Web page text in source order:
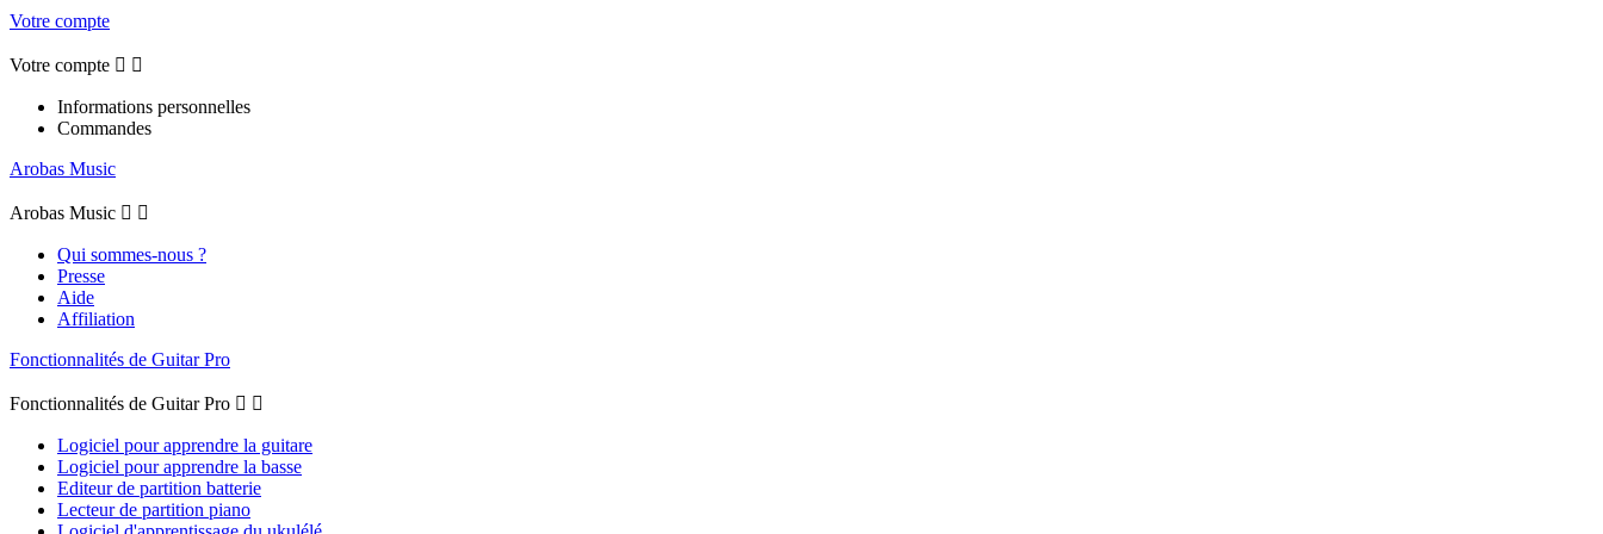
Votre compte
Votre compte  
Informations personnelles
Commandes
Arobas Music
Arobas Music  
Qui sommes-nous ?
Presse
Aide
Affiliation
Fonctionnalités de Guitar Pro
Fonctionnalités de Guitar Pro  
Logiciel pour apprendre la guitare
Logiciel pour apprendre la basse
Editeur de partition batterie
Lecteur de partition piano